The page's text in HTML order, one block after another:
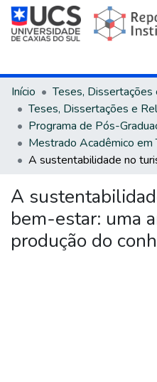
Início
A
bem-estar: uma
produção do